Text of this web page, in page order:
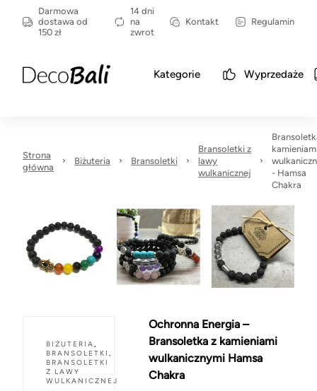
Darmowa
dostawa od
150 zł
14 dni
na
zwrot
Kontakt Regulamin
Kategorie Wyprzedaże
Strona
główna
Biżuteria Bransoletki
Bransoletki z
lawy
wulkanicznej
- Hamsa
Chakra
BIŻUTERIA,
BRANSOLETKI ,
BRANSOLETKI
Z LAWY
WULKANICZNEJ
Ochronna Energia –
Bransoletka z kamieniami
wulkanicznymi Hamsa
Chakra